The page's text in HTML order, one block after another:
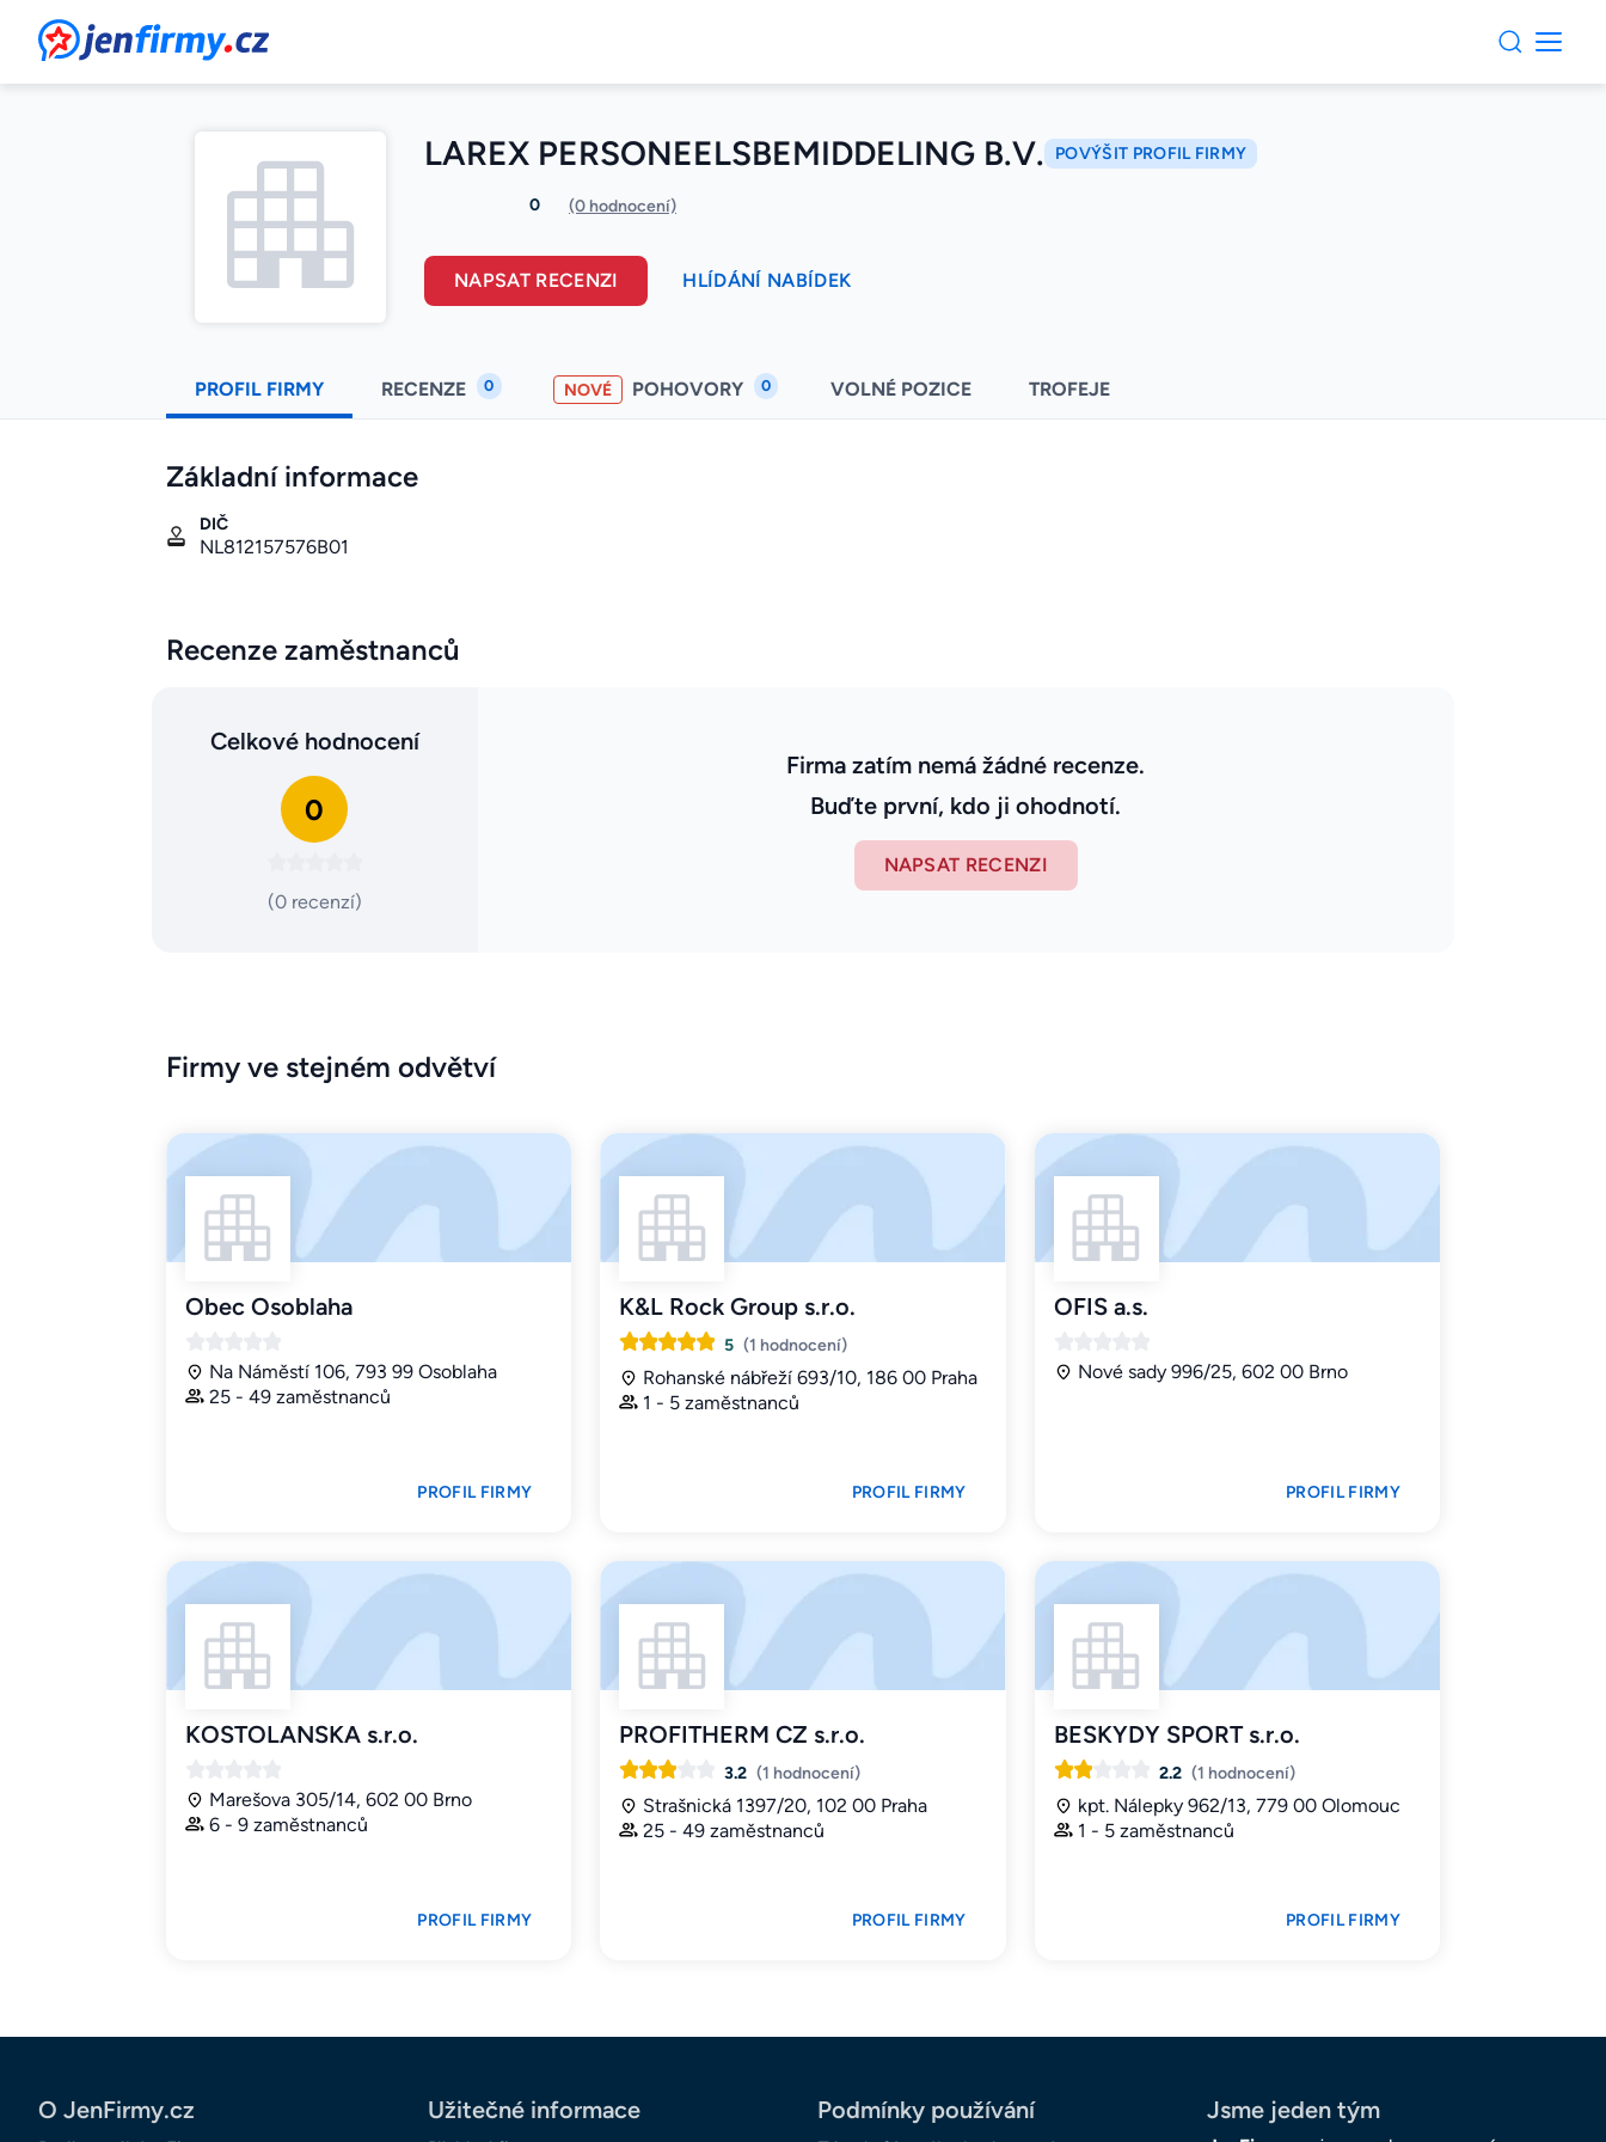
JenFirmy.cz
LAREX PERSONEELSBEMIDDELING B.V. POVÝŠIT PROFIL FIRMY
0 (0 hodnocení)
NAPSAT RECENZI HLÍDÁNÍ NABÍDEK
PROFIL FIRMY RECENZE 0 NOVÉ POHOVORY 0 VOLNÉ POZICE TROFEJE
Základní informace
DIČ
NL812157576B01
Recenze zaměstnanců
Celkové hodnocení
0
(0 recenzí)
Firma zatím nemá žádné recenze.
Buďte první, kdo ji ohodnotí.
NAPSAT RECENZI
Firmy ve stejném odvětví
Obec Osoblaha
Na Náměstí 106, 793 99 Osoblaha
25 - 49 zaměstnanců
PROFIL FIRMY
K&L Rock Group s.r.o.
5 (1 hodnocení)
Rohanské nábřeží 693/10, 186 00 Praha
1 - 5 zaměstnanců
PROFIL FIRMY
OFIS a.s.
Nové sady 996/25, 602 00 Brno
PROFIL FIRMY
KOSTOLANSKA s.r.o.
Marešova 305/14, 602 00 Brno
6 - 9 zaměstnanců
PROFIL FIRMY
PROFITHERM CZ s.r.o.
3.2 (1 hodnocení)
Strašnická 1397/20, 102 00 Praha
25 - 49 zaměstnanců
PROFIL FIRMY
BESKYDY SPORT s.r.o.
2.2 (1 hodnocení)
kpt. Nálepky 962/13, 779 00 Olomouc
1 - 5 zaměstnanců
PROFIL FIRMY
O JenFirmy.cz Užitečné informace Podmínky používání Jsme jeden tým